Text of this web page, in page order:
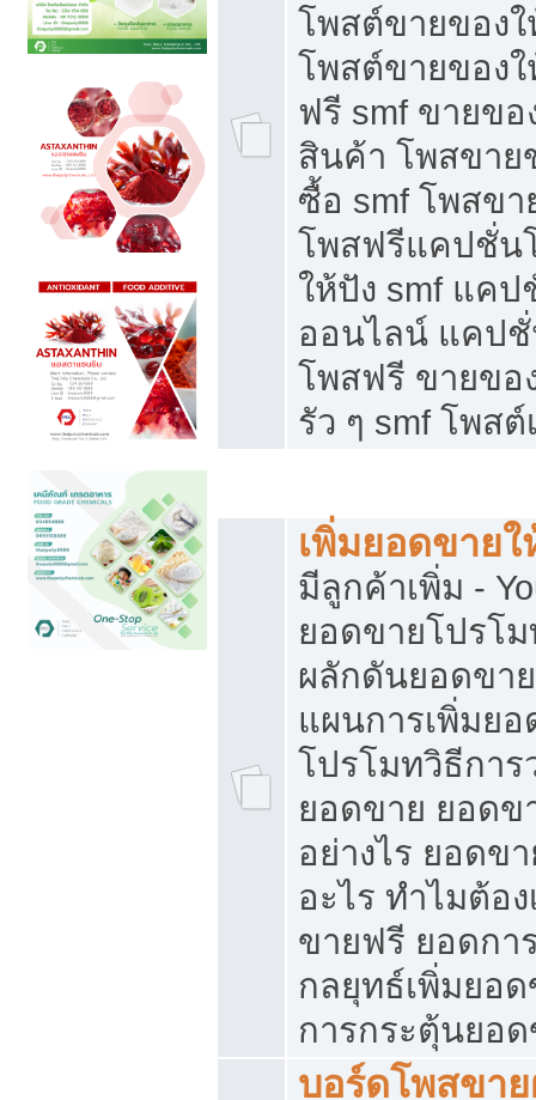
โพสต์ขายของ
โพสต์ขายของ
ฟรี smf ขายข
สินค้า โพสขาย
ซื้อ smf โพสข
โพสฟรีแคปชั่น
ให้ปัง smf แค
ออนไลน์ แคป
โพสฟรี ขายขอ
รัว ๆ smf โพส
เพิ่มยอดขายใ
มีลูกค้าเพิ่ม -
ยอดขายโปรโ
ผลักดันยอดขา
แผนการเพิ่มย
โปรโมทวิธีการ
ยอดขาย ยอดข
อย่างไร ยอดข
อะไร ทำไมต้อ
ขายฟรี ยอดกา
กลยุทธ์เพิ่มยอ
การกระตุ้นยอ
บอร์ดโพสขา